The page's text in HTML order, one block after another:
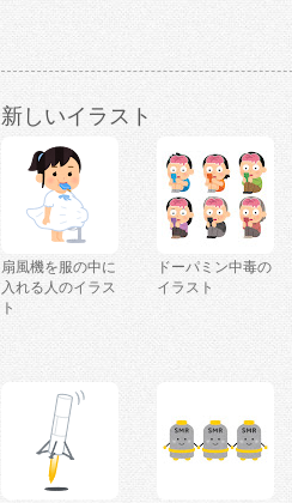
新しいイラスト
扇風機を服の中に
入れる人のイラス
ト
ドーパミン中毒の
イラスト